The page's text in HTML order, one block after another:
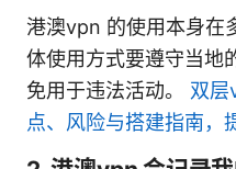
港澳vpn 的使用本身在
体使用方式要遵守当地
免用于违法活动。 双层
点、风险与搭建指南，